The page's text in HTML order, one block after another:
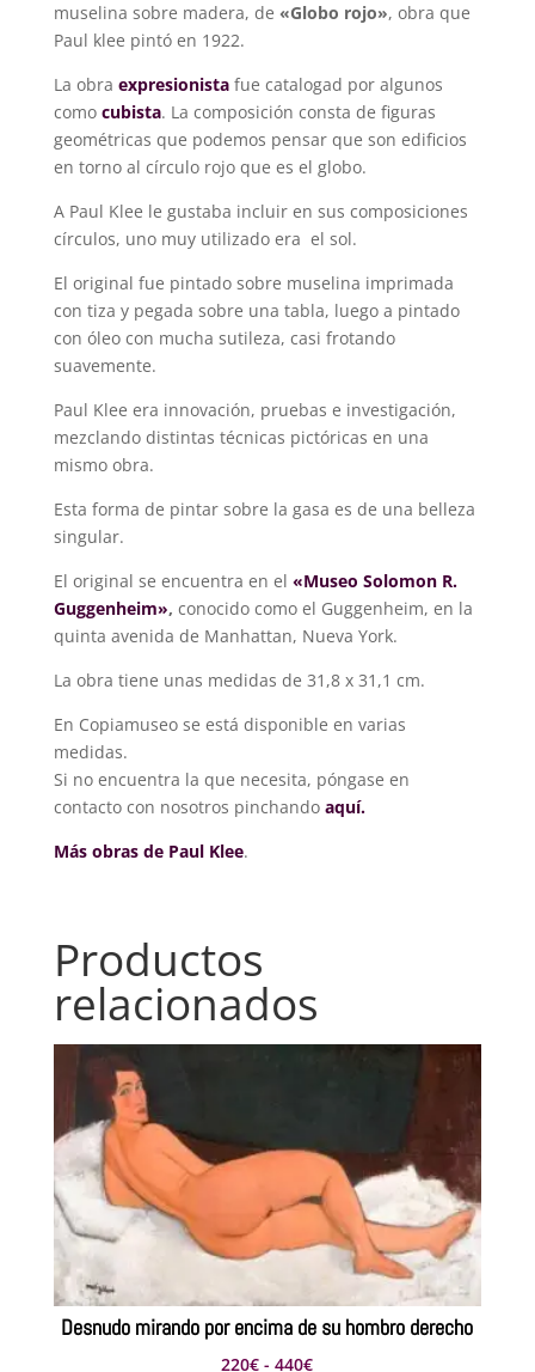
muselina sobre madera, de «Globo rojo», obra que
Paul klee pintó en 1922.
La obra expresionistafue catalogad por algunos
como cubista. La composición consta de figuras
geométricas que podemos pensar que son edificios
en torno al círculo rojo que es el globo.
A Paul Klee le gustaba incluir en sus composiciones
círculos, uno muy utilizado era el sol.
El original fue pintado sobre muselina imprimada
con tiza y pegada sobre una tabla, luego a pintado
con óleo con mucha sutileza, casi frotando
suavemente.
Paul Klee era innovación, pruebas e investigación,
mezclando distintas técnicas pictóricas en una
mismo obra.
Esta forma de pintar sobre la gasa es de una belleza
singular.
El original se encuentra en el «Museo Solomon R.
Guggenheim», conocido como el Guggenheim, en la
quinta avenida de Manhattan, Nueva York.
La obra tiene unas medidas de 31,8 x 31,1 cm.
En Copiamuseo se está disponible en varias
medidas.
Si no encuentra la que necesita, póngase en
contacto con nosotros pinchando aquí.
Más obras de Paul Klee.
Productos
relacionados
Desnudo mirando por encima de su hombro derecho
220€ - 440€Rango